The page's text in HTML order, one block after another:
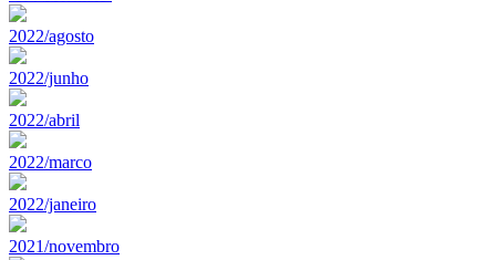
2022/agosto
2022/junho
2022/abril
2022/marco
2022/janeiro
2021/novembro